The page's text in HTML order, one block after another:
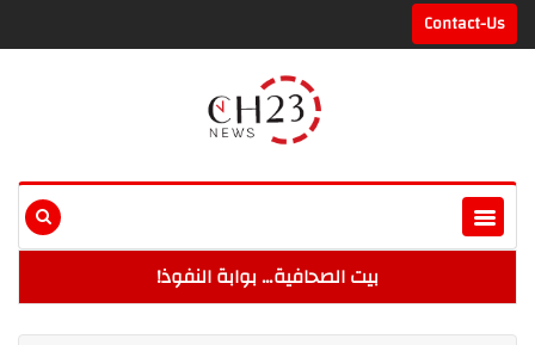
Contact-Us
بيت الصحافية… بوابة النفوذ!